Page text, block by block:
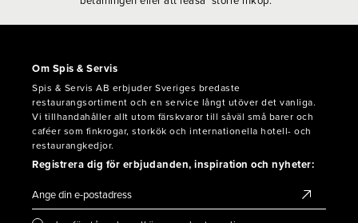
Om Spis & Servis
Spis & Servis AB erbjuder Sveriges bredaste
restaurangsortiment och en service långt utöver det vanliga.
Vi tillhandahåller allt utom färskvaror till såväl små barer och
caféer som finkrogar, storkök och internationella hotell- och
restaurangkedjor.
Registrera dig för erbjudanden, inspiration och nyheter: